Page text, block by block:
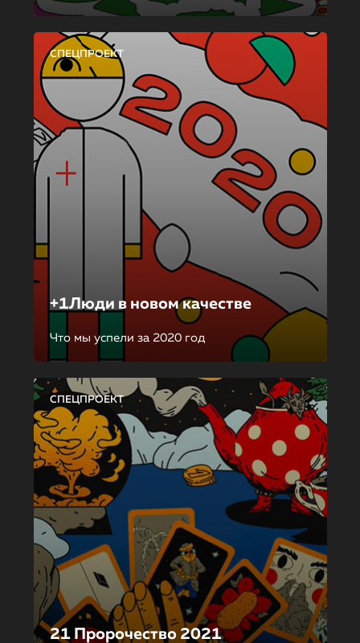
СПЕЦПРОЕКТ
+1Люди в новом качестве
Что мы успели за 2020 год
СПЕЦПРОЕКТ
21 Пророчество 2021